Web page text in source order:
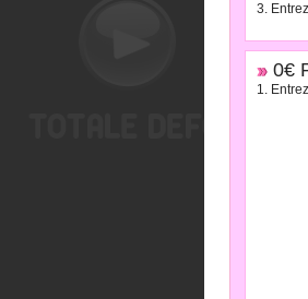
3.
0€
1.